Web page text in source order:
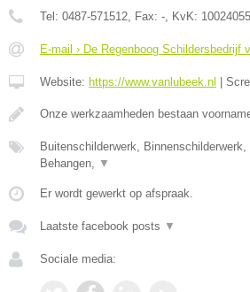
Tel: 0487-571512, Fax: -, KvK: 10024055
E-mail › De Regenboog Schildersbedrijf
Website: https://www.vanlubeek.nl
Onze werkzaamheden bestaan
Buitenschilderwerk,
Behangen, ▼
Er wordt gewerkt op afspraak.
Laatste facebook posts ▼
Sociale media: